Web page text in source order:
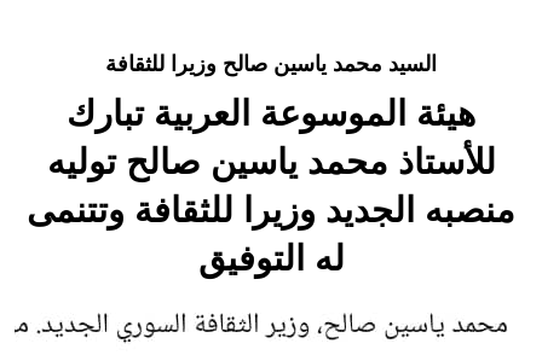
السيد محمد ياسين صالح وزيرا للثقافة
هيئة الموسوعة العربية تبارك
للأستاذ محمد ياسين صالح توليه
منصبه الجديد وزيرا للثقافة وتتنمى
له التوفيق